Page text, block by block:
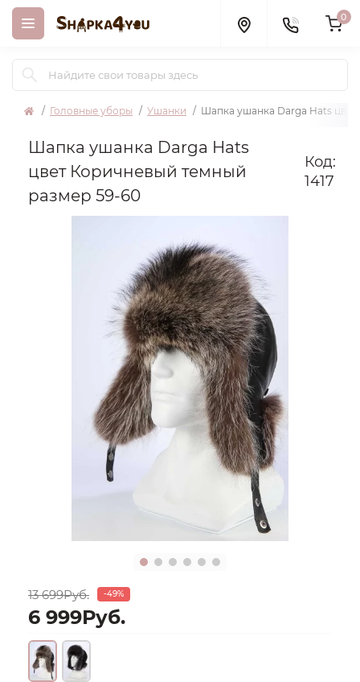
0
Головные уборы Ушанки Шапка ушанка Darga Hats
Шапка ушанка Darga Hats
цвет Коричневый темный
размер 59-60
Код:
1417
13 699Руб. -49%
6 999Руб.